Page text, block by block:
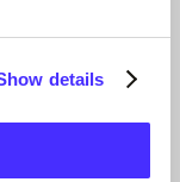
details